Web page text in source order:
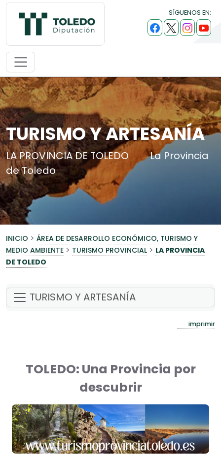
SÍGUENOS EN:
TURISMO Y ARTESANÍA
LA PROVINCIA DE TOLEDO
La Provincia
de Toledo
INICIO > ÁREA DE DESARROLLO ECONÓMICO, TURISMO Y
MEDIO AMBIENTE > TURISMO PROVINCIAL > LA PROVINCIA
DE TOLEDO
TURISMO Y ARTESANÍA
imprimir
TOLEDO: Una Provincia por
descubrir